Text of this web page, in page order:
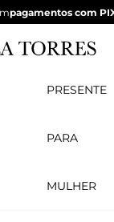
pagamentos com
PRESENTE
PARA
MULHER